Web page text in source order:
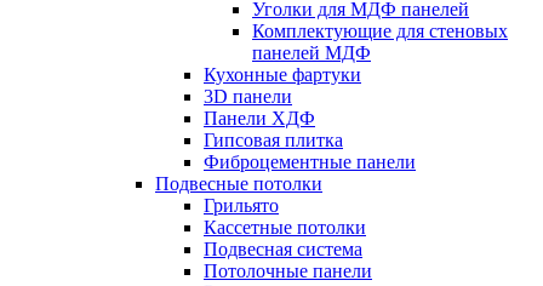
Уголки для МДФ панелей
Комплектующие для стеновых
панелей МДФ
Кухонные фартуки
3D панели
Панели ХДФ
Гипсовая плитка
Фиброцементные панели
Подвесные потолки
Грильято
Кассетные потолки
Подвесная система
Потолочные панели